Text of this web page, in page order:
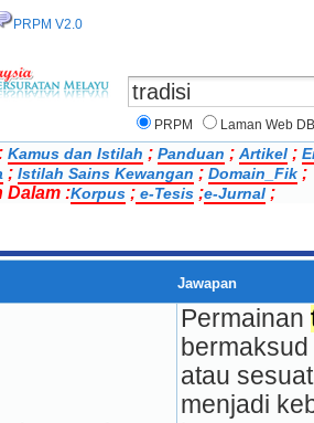
PRPM V2.0
PRPM Laman Web
Kamus dan Istilah ; Panduan ; Artikel ;
; Istilah Sains Kewangan ; Domain_Fik ;
Dalam :Korpus ; e-Tesis ;e-Jurnal ;
Jawapan
Permainan
atau
menjadi